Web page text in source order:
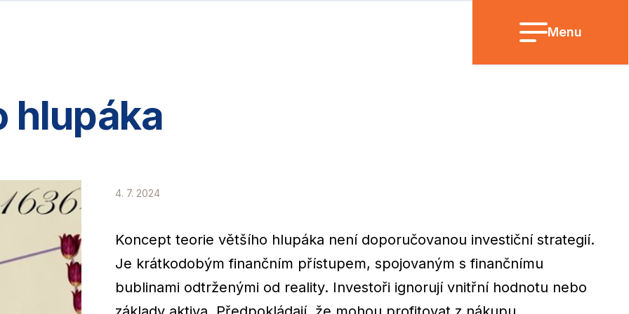
Menu
hlupáka
4. 7. 2024
Koncept teorie většího hlupáka není doporučovanou investiční strategií.
Je krátkodobým finančním přístupem, spojovaným s finančnímu
bublinami odtrženými od reality. Investoři ignorují vnitřní hodnotu nebo